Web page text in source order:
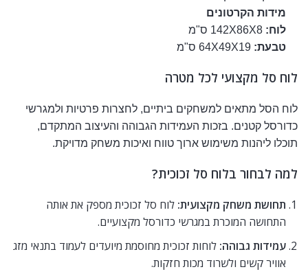
מידות הקרטונים
לוח:
טבעת:
לוח סל מקצועי לכל מטרה
לוח הסל מתאים למשחקים ביתיים, לחצרות פרטיות ולמגרשי
כדורסל קטנים. בזכות העמידות הגבוהה והעיצוב המתקדם,
תוכלו ליהנות משימוש ארוך טווח ואיכות משחק מדויקת.
למה לבחור בלוח סל זכוכית?
תחושת משחק מקצועית: לוח סל זכוכית מספק את אותה
התחושה המוכרת במגרשי כדורסל מקצועיים.
עמידות גבוהה: לוחות זכוכית מחוסמת מיועדים לעמוד בתנאי מזג
אוויר קשים ולשרוד מכות חזקות.